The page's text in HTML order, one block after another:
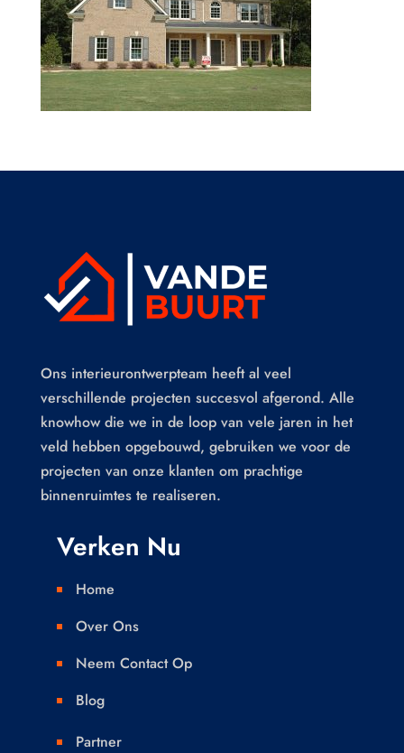
Ons interieurontwerpteam heeft al veel
verschillende projecten succesvol afgerond. Alle
knowhow die we in de loop van vele jaren in het
veld hebben opgebouwd, gebruiken we voor de
projecten van onze klanten om prachtige
binnenruimtes te realiseren.
Verken Nu
Home
Over Ons
Neem Contact Op
Blog
Partner